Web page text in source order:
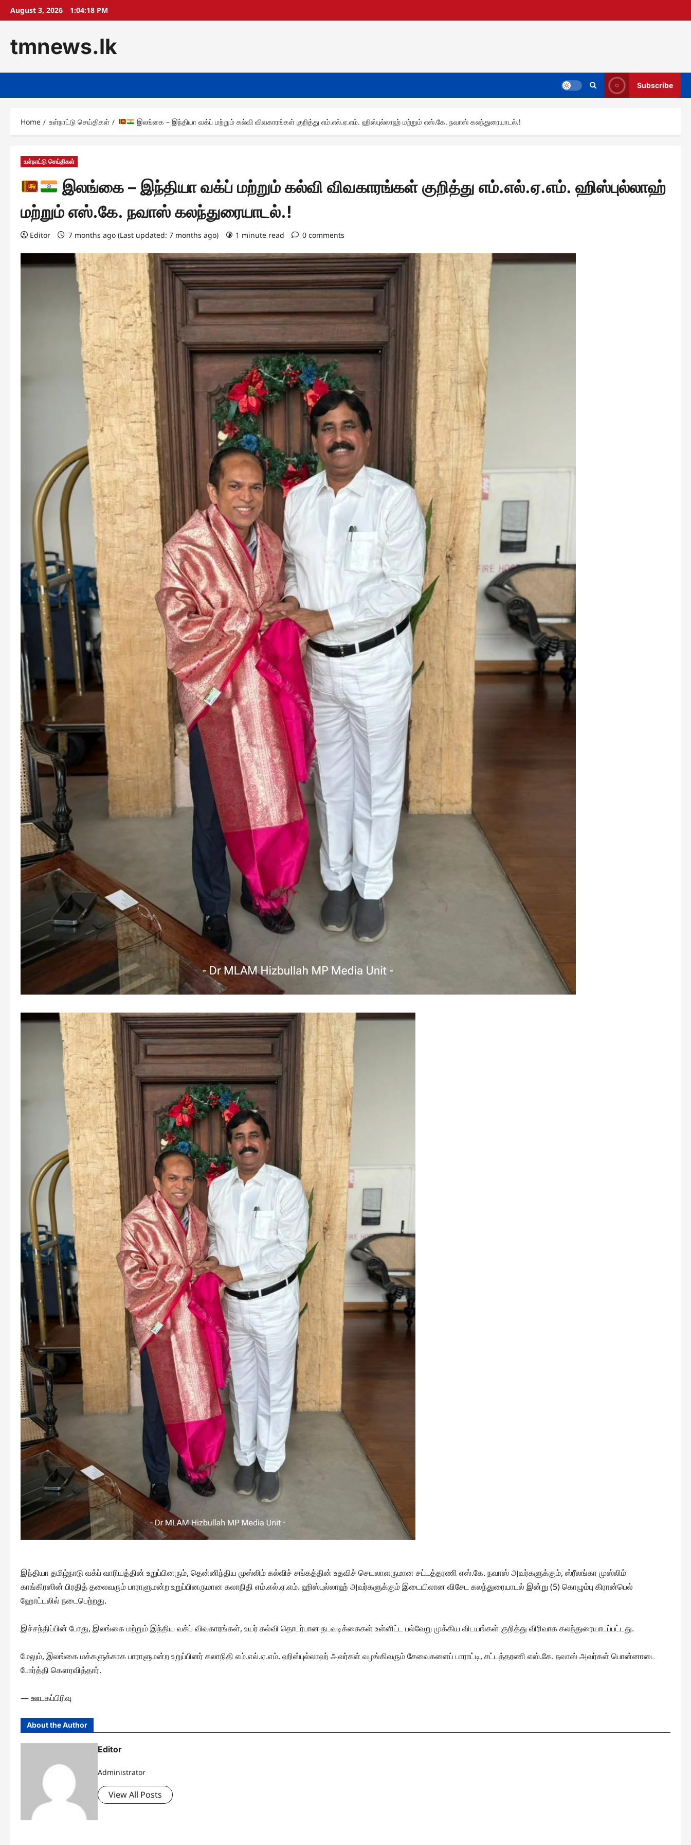
SkipAugust 3, 2026 1:04:20 PM
tmnews.lk
Subscribe
Home உள்நாட்டு செய்திகள் இலங்கை – இந்தியா வக்ப் மற்றும் கல்வி விவகாரங்கள் குறித்து எம்.எல்.ஏ.எம். ஹிஸ்புல்லாஹ் மற்றும் எஸ்.கே. நவாஸ் கலந்துரையாடல்.!
உள்நாட்டு செய்திகள்
இலங்கை – இந்தியா வக்ப் மற்றும் கல்வி விவகாரங்கள் குறித்து எம்.எல்.ஏ.எம். ஹிஸ்புல்லாஹ்
மற்றும் எஸ்.கே. நவாஸ் கலந்துரையாடல்.!
Editor 7 months ago (Last updated: 7 months ago) 1 minute read 0 comments
இந்தியா தமிழ்நாடு வக்ப் வாரியத்தின் உறுப்பினரும், தென்னிந்திய முஸ்லிம் கல்விச் சங்கத்தின் உதவிச் செயலாளருமான சட்டத்தரணி எஸ்.கே. நவாஸ் அவர்களுக்கும், ஸ்ரீலங்கா முஸ்லிம்
காங்கிரஸின் பிரதித் தலைவரும் பாராளுமன்ற உறுப்பினருமான கலாநிதி எம்.எல்.ஏ.எம். ஹிஸ்புல்லாஹ் அவர்களுக்கும் இடையிலான விசேட கலந்துரையாடல் இன்று (5) கொழும்பு கிரான்பெல்
ஹோட்டலில் நடைபெற்றது.
இச்சந்திப்பின் போது, இலங்கை மற்றும் இந்திய வக்ப் விவகாரங்கள், உயர் கல்வி தொடர்பான நடவடிக்கைகள் உள்ளிட்ட பல்வேறு முக்கிய விடயங்கள் குறித்து விரிவாக கலந்துரையாடப்பட்டது.
மேலும், இலங்கை மக்களுக்காக பாராளுமன்ற உறுப்பினர் கலாநிதி எம்.எல்.ஏ.எம். ஹிஸ்புல்லாஹ் அவர்கள் வழங்கிவரும் சேவைகளைப் பாராட்டி, சட்டத்தரணி எஸ்.கே. நவாஸ் அவர்கள் பொன்னாடை
போர்த்தி கௌரவித்தார்.
— ஊடகப்பிரிவு
About the Author
Editor
Administrator
View All Posts